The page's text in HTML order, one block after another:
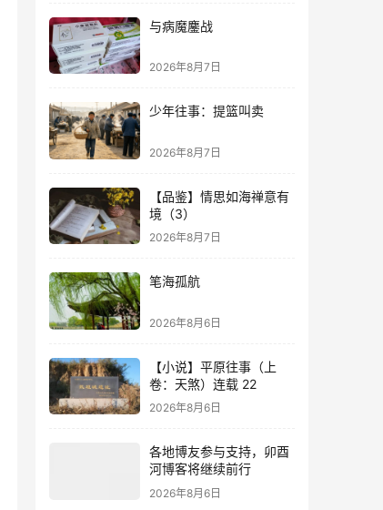
与病魔鏖战
2026年8月7日
少年往事：提篮叫卖
2026年8月7日
【品鉴】情思如海禅意有
境（3）
2026年8月7日
笔海孤航
2026年8月6日
【小说】平原往事（上
卷：天煞）连载 22
2026年8月6日
各地博友参与支持，卯酉
河博客将继续前行
2026年8月6日